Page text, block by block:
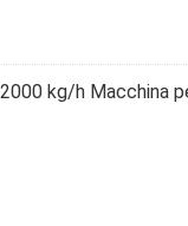
kg/h Macchina